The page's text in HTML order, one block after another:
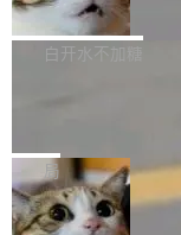
联 加...
经过人工复核，准确
社区爱好者提供了高
他宣布了一个新消息
他可以全职维护
库之一。你的操作系
施软件，很可能都在
的人一直在用业余...
Firefox 153.0.3 现已
下： New Smart
i> <li>现在，助手可以直接使用 Exa 的网络搜索
结果回答问题，而无
白开水不加糖
的 npm 包。项目的
ent 计算。真正适合
工程师在这件事上没
局
OpenAI 公开邮件和